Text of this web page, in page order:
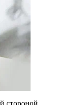
стороной